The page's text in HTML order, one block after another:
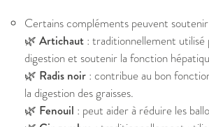
Certains compléments peuvent
🌿 Artichaut : traditionnellement utilisé
digestion et soutenir la fonction
🌿 Radis noir : contribue au bon
la digestion des graisses.
🌿 Fenouil : peut aider à réduire les